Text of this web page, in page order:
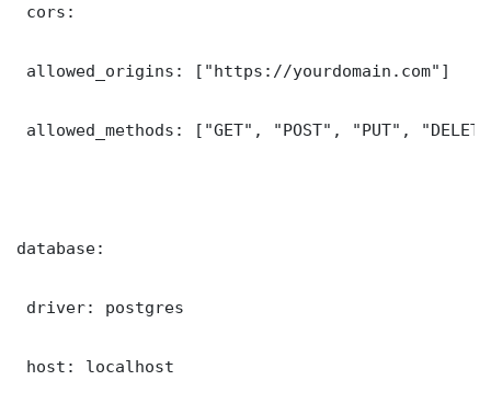
cors:
allowed_origins: ["https://yourdomain.com"]
allowed_methods: ["GET", "POST", "PUT",
database:
driver: postgres
host: localhost